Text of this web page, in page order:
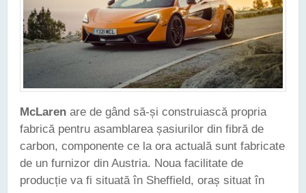
McLaren are de gând să-și construiască propria
fabrică pentru asamblarea șasiurilor din fibră de
carbon, componente ce la ora actuală sunt fabricate
de un furnizor din Austria. Noua facilitate de
producție va fi situată în Sheffield, oraș situat în